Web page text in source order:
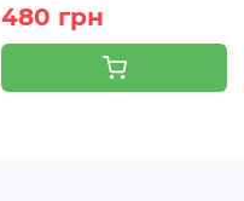
480 грн